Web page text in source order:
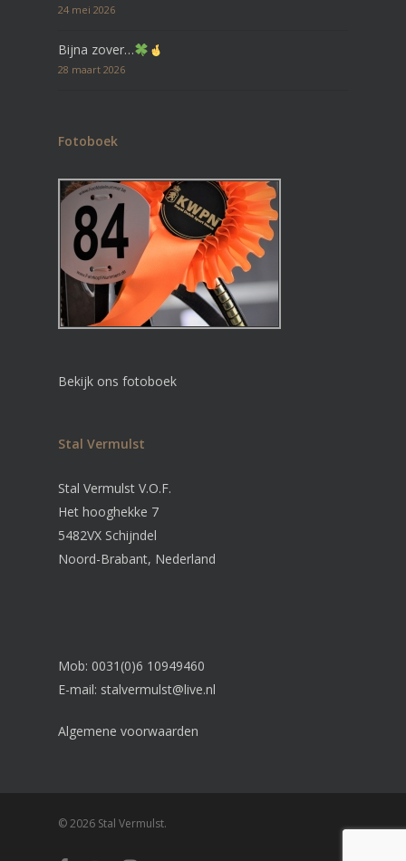
24 mei 2026
Bijna zover…
28 maart 2026
Fotoboek
Bekijk ons fotoboek
Stal Vermulst
Stal Vermulst V.O.F.
Het hooghekke 7
5482VX Schijndel
Noord-Brabant, Nederland
Mob: 0031(0)6 10949460
E-mail: stalvermulst@live.nl
Algemene voorwaarden
© 2026 Stal Vermulst.